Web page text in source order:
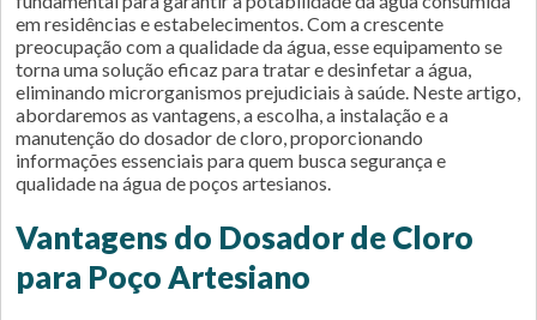
em residências e estabelecimentos. Com a crescente
preocupação com a qualidade da água, esse equipamento se
torna uma solução eficaz para tratar e desinfetar a água,
eliminando microrganismos prejudiciais à saúde. Neste artigo,
abordaremos as vantagens, a escolha, a instalação e a
manutenção do dosador de cloro, proporcionando
informações essenciais para quem busca segurança e
qualidade na água de poços artesianos.
Vantagens do Dosador de Cloro
para Poço Artesiano